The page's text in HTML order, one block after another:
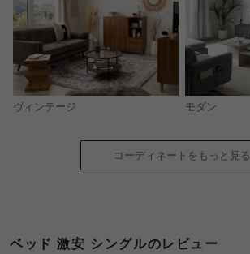
ヴィンテージ モダン
コーディネートをもっと見る
ベッド 激安 シングルのレビュー